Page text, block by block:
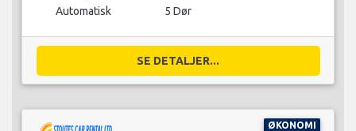
Automatisk 5 Dør
SE DETALJER...
ØKONOMI